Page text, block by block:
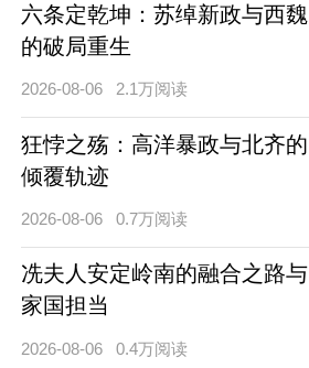
六条定乾坤：苏绰新政与西魏
的破局重生
2026-08-06 2.1万阅读
狂悖之殇：高洋暴政与北齐的
倾覆轨迹
2026-08-06 0.7万阅读
冼夫人安定岭南的融合之路与
家国担当
2026-08-06 0.4万阅读